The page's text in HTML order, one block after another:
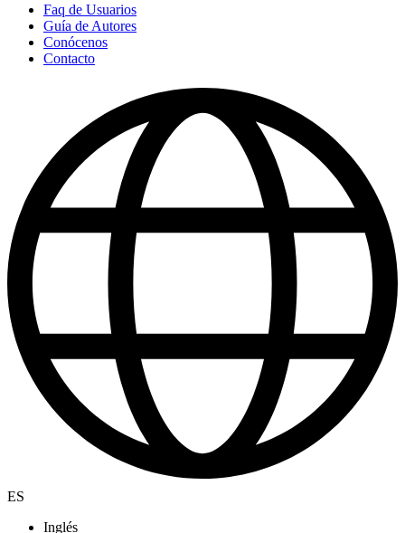
Faq de Usuarios
Guía de Autores
Conócenos
Contacto
ES
Inglés